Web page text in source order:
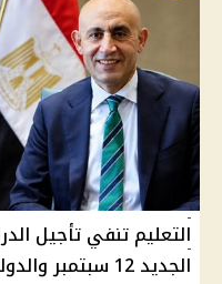
التعليم تنفي تأجيل
الجديد 12 سبتمبر والدولية 6 سبتمبر